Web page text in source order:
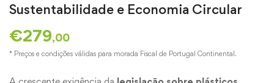
Sustentabilidade e Economia Circular
€279,00
* Preços e condições válidas para morada Fiscal de Portugal Continental.